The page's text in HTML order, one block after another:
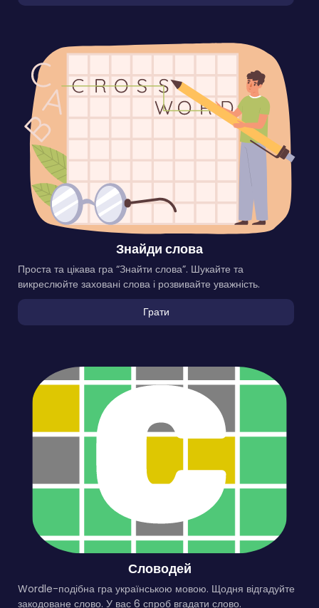
Знайди слова
Проста та цікава гра “Знайти слова”. Шукайте та
викреслюйте заховані слова і розвивайте уважність.
Грати
Словодей
Wordle-подібна гра українською мовою. Щодня відгадуйте
закодоване слово. У вас 6 спроб вгадати слово.